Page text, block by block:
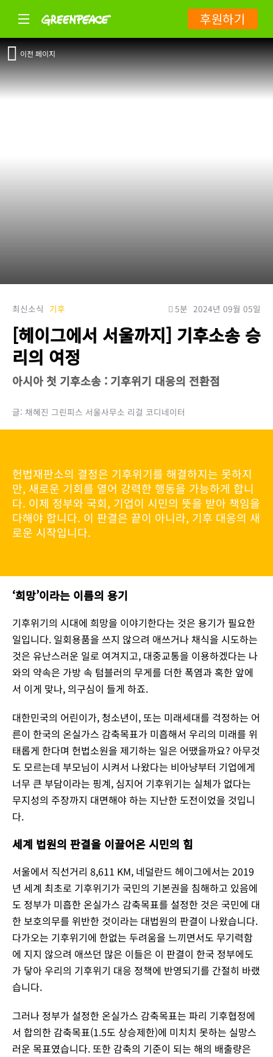
후원하기
이전 페이지
최신소식 기후 5분 2024년 09월 05일
[헤이그에서 서울까지] 기후소송 승
리의 여정
아시아 첫 기후소송 : 기후위기 대응의 전환점
글: 채혜진 그린피스 서울사무소 리걸 코디네이터
헌법재판소의 결정은 기후위기를 해결하지는 못하지
만, 새로운 기회를 열어 강력한 행동을 가능하게 합니
다. 이제 정부와 국회, 기업이 시민의 뜻을 받아 책임을
다해야 합니다. 이 판결은 끝이 아니라, 기후 대응의 새
로운 시작입니다.
‘희망’이라는 이름의 용기
기후위기의 시대에 희망을 이야기한다는 것은 용기가 필요한
일입니다. 일회용품을 쓰지 않으려 애쓰거나 채식을 시도하는
것은 유난스러운 일로 여겨지고, 대중교통을 이용하겠다는 나
와의 약속은 가방 속 텀블러의 무게를 더한 폭염과 혹한 앞에
서 이게 맞나, 의구심이 들게 하죠.
대한민국의 어린이가, 청소년이, 또는 미래세대를 걱정하는 어
른이 한국의 온실가스 감축목표가 미흡해서 우리의 미래를 위
태롭게 한다며 헌법소원을 제기하는 일은 어땠을까요? 아무것
도 모르는데 부모님이 시켜서 나왔다는 비아냥부터 기업에게
너무 큰 부담이라는 핑계, 심지어 기후위기는 실체가 없다는
무지성의 주장까지 대면해야 하는 지난한 도전이었을 것입니
다.
세계 법원의 판결을 이끌어온 시민의 힘
서울에서 직선거리 8,611 KM, 네덜란드 헤이그에서는 2019
년 세계 최초로 기후위기가 국민의 기본권을 침해하고 있음에
도 정부가 미흡한 온실가스 감축목표를 설정한 것은 국민에 대
한 보호의무를 위반한 것이라는 대법원의 판결이 나왔습니다.
다가오는 기후위기에 한없는 두려움을 느끼면서도 무기력함
에 지지 않으려 애쓰던 많은 이들은 이 판결이 한국 정부에도
가 닿아 우리의 기후위기 대응 정책에 반영되기를 간절히 바랬
습니다.
그러나 정부가 설정한 온실가스 감축목표는 파리 기후협정에
서 합의한 감축목표(1.5도 상승제한)에 미치치 못하는 실망스
러운 목표였습니다. 또한 감축의 기준이 되는 해의 배출량은